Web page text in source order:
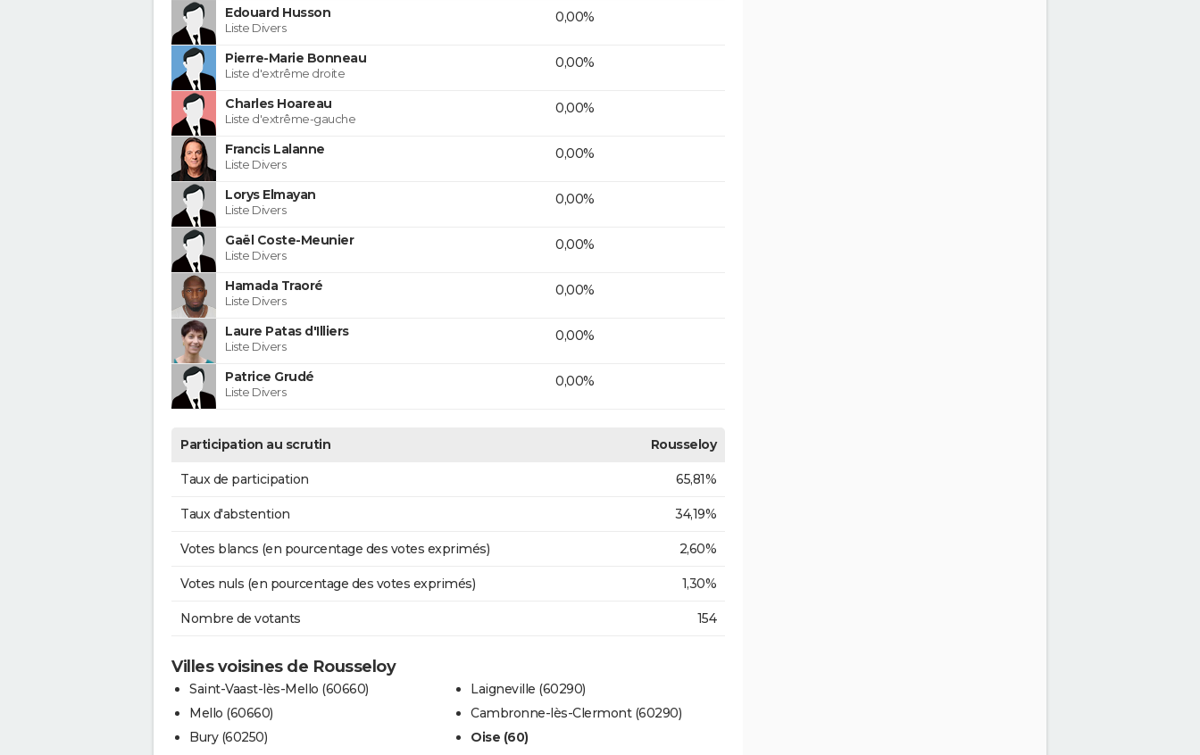
Edouard Husson
Liste Divers
0,00%
Pierre-Marie Bonneau
Liste d'extrême droite
0,00%
Charles Hoareau
Liste d'extrême-gauche
0,00%
Francis Lalanne
Liste Divers
0,00%
Lorys Elmayan
Liste Divers
0,00%
Gaël Coste-Meunier
Liste Divers
0,00%
Hamada Traoré
Liste Divers
0,00%
Laure Patas d'Illiers
Liste Divers
0,00%
Patrice Grudé
Liste Divers
0,00%
Participation au scrutin Rousseloy
Taux de participation 65,81%
Taux d'abstention 34,19%
Votes blancs (en pourcentage des votes exprimés) 2,60%
Votes nuls (en pourcentage des votes exprimés) 1,30%
Nombre de votants 154
Villes voisines de Rousseloy
Saint-Vaast-lès-Mello (60660)
Mello (60660)
Bury (60250)
Laigneville (60290)
Cambronne-lès-Clermont (60290)
Oise (60)